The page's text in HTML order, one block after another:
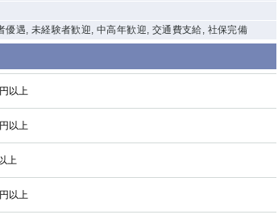
遇, 未経験者歓迎, 中高年歓迎, 交通費支給, 社保完備
以上
以上
上
以上
幡ヶ谷
祖師ヶ谷大蔵
溝の口
本厚木
武蔵小杉
武蔵新城 元住吉
大船
相模原